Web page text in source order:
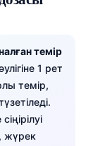
темір
1 рет
темір,
жүрек